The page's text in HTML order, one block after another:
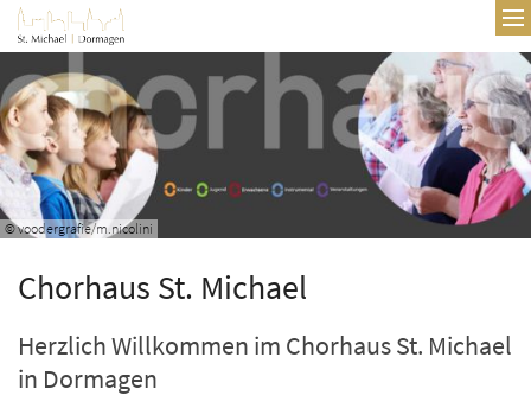
Zum Inhalt springen
© voodergrafie/m.nicolini
Chorhaus St. Michael
Herzlich Willkommen im Chorhaus St. Michael
in Dormagen